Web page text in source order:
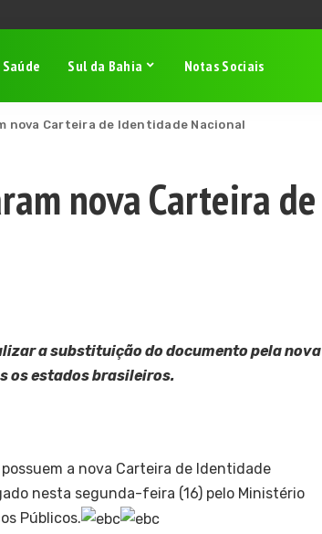
Saúde Sul da Bahia Notas Sociais
nova Carteira de Identidade Nacional
nova Carteira de
a substituição do documento pela nova
os estados brasileiros.
a nova Carteira de Identidade
nesta segunda-feira (16) pelo Ministério
Públicos.